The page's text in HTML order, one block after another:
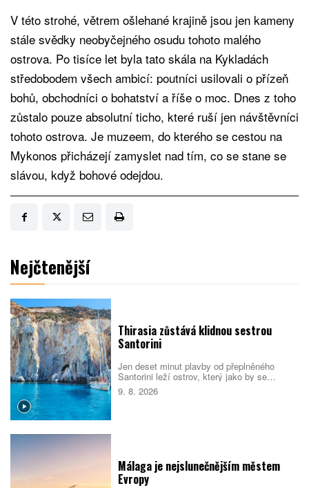
V této strohé, větrem ošlehané krajině jsou jen kameny
stále svědky neobyčejného osudu tohoto malého
ostrova. Po tisíce let byla tato skála na Kykladách
středobodem všech ambicí: poutníci usilovali o přízeň
bohů, obchodníci o bohatství a říše o moc. Dnes z toho
zůstalo pouze absolutní ticho, které ruší jen návštěvníci
tohoto ostrova. Je muzeem, do kterého se cestou na
Mykonos přicházejí zamyslet nad tím, co se stane se
slávou, když bohové odejdou.
Nejčtenější
Thirasia zůstává klidnou sestrou
Santorini
Jen deset minut plavby od přeplněného
Santorini leží ostrov, který jako by se
turistickému ruchu záměrně vyhýbal.
Thirasia nabízí bílé kostely, opuštěná
9. 8. 2026
Málaga je nejslunečnějším městem
Evropy